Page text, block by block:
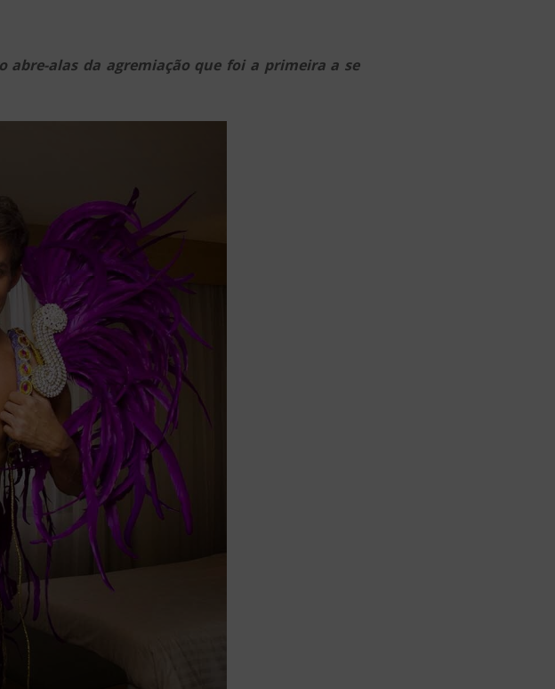
alas da agremiação que foi a primeira a se